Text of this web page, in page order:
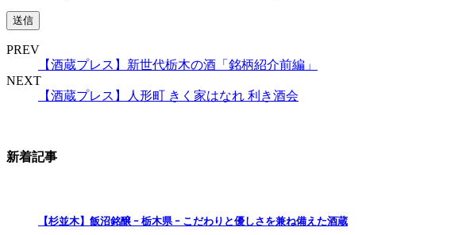
PREV
【酒蔵プレス】新世代栃木の酒「銘柄紹介前編」
NEXT
【酒蔵プレス】人形町 きく家はなれ 利き酒会
新着記事
【杉並木】飯沼銘醸 ｰ 栃木県 ｰ こだわりと優しさを兼ね備えた酒蔵